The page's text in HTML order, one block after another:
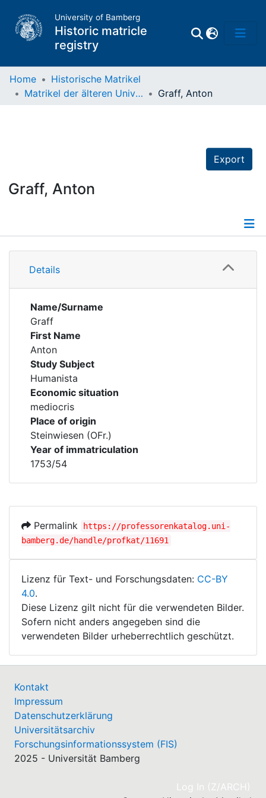
University of Bamberg
Historic matricle
registry
Home
Historische Matrikel
Matrikel der älteren Universität
Graff, Anton
Export
Graff, Anton
Details
Details
Name/Surname
Graff
First Name
Anton
Study Subject
Humanista
Economic situation
mediocris
Place of origin
Steinwiesen (OFr.)
Year of immatriculation
1753/54
Permalink
https://professorenkatalog.uni-
bamberg.de/handle/profkat/11691
Lizenz für Text- und Forschungsdaten: CC-BY
4.0.
Diese Lizenz gilt nicht für die verwendeten Bilder.
Sofern nicht anders angegeben sind die
verwendeten Bilder urheberrechtlich geschützt.
Kontakt
Impressum
Datenschutzerklärung
Universitätsarchiv
Forschungsinformationssystem (FIS)
2025 - Universität Bamberg
Log In (Z/ARCH)